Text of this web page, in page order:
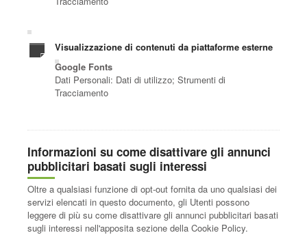
Visualizzazione di contenuti da piattaforme esterne
Google Fonts
Dati Personali: Dati di utilizzo; Strumenti di
Tracciamento
Informazioni su come disattivare gli annunci
pubblicitari basati sugli interessi
Oltre a qualsiasi funzione di opt-out fornita da uno qualsiasi dei
servizi elencati in questo documento, gli Utenti possono
leggere di più su come disattivare gli annunci pubblicitari basati
sugli interessi nell'apposita sezione della Cookie Policy.